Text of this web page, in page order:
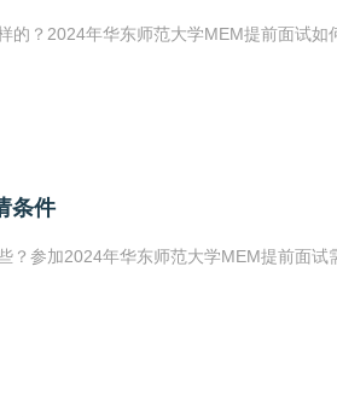
的？2024年华东师范大学MEM提前面试
条件
？参加2024年华东师范大学MEM提前面试